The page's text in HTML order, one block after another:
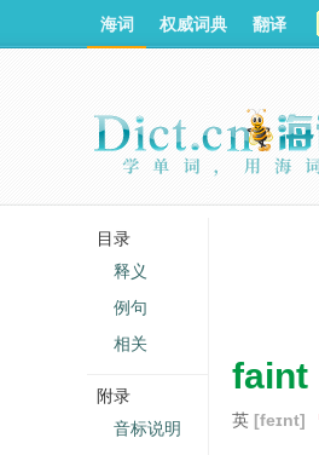
faint
英 [feɪnt]
海词 权威词典 翻译
目录
释义
例句
相关
附录
音标说明